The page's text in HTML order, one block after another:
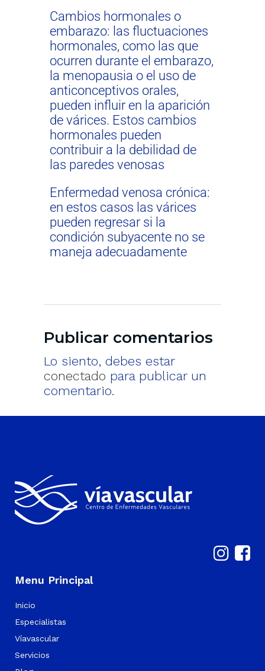
Cambios hormonales o
embarazo: las fluctuaciones
hormonales, como las que
ocurren durante el embarazo,
la menopausia o el uso de
anticonceptivos orales,
pueden influir en la aparición
de várices. Estos cambios
hormonales pueden
contribuir a la debilidad de
las paredes venosas
Enfermedad venosa crónica:
en estos casos las várices
pueden regresar si la
condición subyacente no se
maneja adecuadamente
Publicar comentarios
Lo siento, debes estar
conectado para publicar un
comentario.
Menu Principal
Inicio
Especialistas
Víavascular
Servicios